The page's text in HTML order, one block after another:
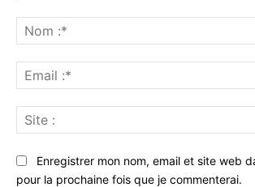
Enregistrer mon nom, email et site web
pour la prochaine fois que je commenterai.